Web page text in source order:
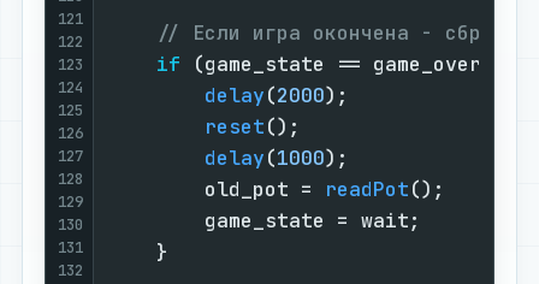
121
122
123
124
125
126
127
128
129
130
131
132
// Если игра окончена -
if (game_state == game_over) {
delay(2000);
reset();
delay(1000);
        old_pot =
readPot();
        game_state = wait;
    }